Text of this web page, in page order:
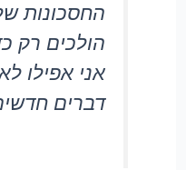
החסכונות
הולכים רק
אני אפילו
דברים